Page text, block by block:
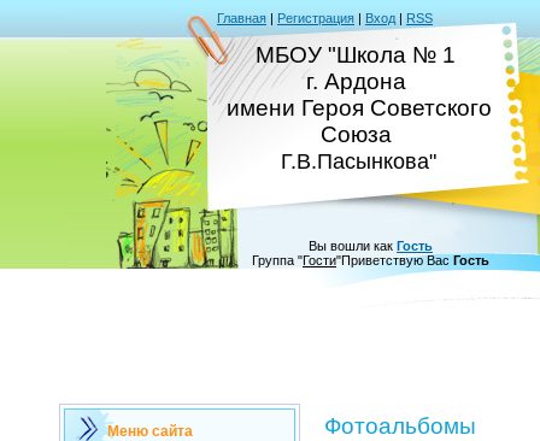
Главная | Регистрация | Вход | RSS
МБОУ "Школа № 1
г. Ардона
имени Героя Советского
Союза
Г.В.Пасынкова"
Вы вошли как Гость
Группа "Гости"Приветствую Вас Гость
Меню сайта Фотоальбомы